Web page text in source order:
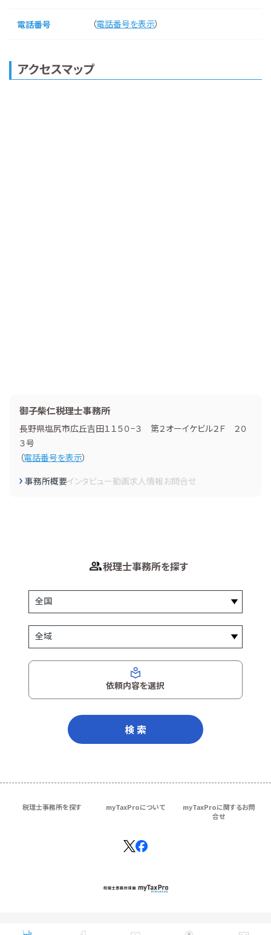
電話番号 （電話番号を表示）
アクセスマップ
御子柴仁税理士事務所
長野県塩尻市広丘吉田１１５０−３ 第２オーイケビル２Ｆ ２０
３号
（電話番号を表示）
事務所概要インタビュー動画求人情報お問合せ
税理士事務所を探す
依頼内容を選択
検 索
税理士事務所を探す myTaxProについて
myTaxProに関するお問
合せ